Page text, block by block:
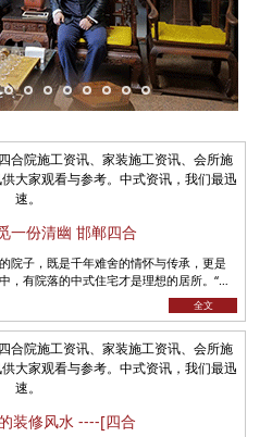
一份清幽 邯郸四合
院子，既是千年难舍的情怀与传承，更是
，有院落的中式住宅才是理想的居所。“宠
全文
装修风水 ----[四合